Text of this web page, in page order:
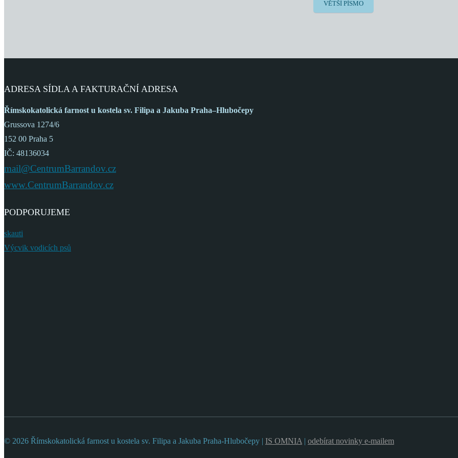
VĚTŠÍ PÍSMO
ADRESA SÍDLA A FAKTURAČNÍ ADRESA
Římskokatolická farnost u kostela sv. Filipa a Jakuba Praha–Hlubočepy
Grussova 1274/6
152 00 Praha 5
IČ: 48136034
mail@CentrumBarrandov.cz
www.CentrumBarrandov.cz
PODPORUJEME
skauti
Výcvik vodicích psů
© 2026 Římskokatolická farnost u kostela sv. Filipa a Jakuba Praha-Hlubočepy | IS OMNIA | odebírat novinky e-mailem